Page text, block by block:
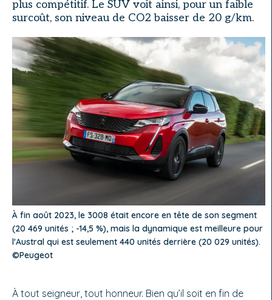
plus compétitif. Le SUV voit ainsi, pour un faible
surcoût, son niveau de CO2 baisser de 20 g/km.
À fin août 2023, le 3008 était encore en tête de son segment
(20 469 unités ; -14,5 %), mais la dynamique est meilleure pour
l'Austral qui est seulement 440 unités derrière (20 029 unités).
©Peugeot
À tout seigneur, tout hon­neur. Bien qu’il soit en fin de